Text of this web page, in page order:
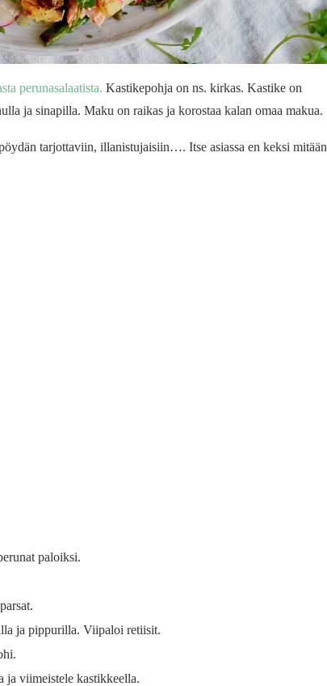
perunasalaatista. Kastikepohja on ns. kirkas. Kastike on
ja sinapilla. Maku on raikas ja korostaa kalan omaa makua.
tarjottaviin, illanistujaisiin…. Itse asiassa en keksi mitään
paloiksi.
ja pippurilla. Viipaloi retiisit.
ja viimeistele kastikkeella.